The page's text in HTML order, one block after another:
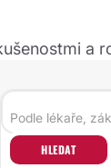
a
HLEDAT